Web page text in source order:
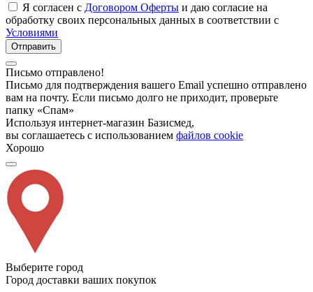
Я согласен с Договором Оферты и даю согласие на
обработку своих персональных данных в соответствии с
Условиями
Отправить
Письмо отправлено!
Письмо для подтверждения вашего Email успешно отправлено
вам на почту. Если письмо долго не приходит, проверьте
папку «Спам»
Используя интернет-магазин Базисмед,
вы соглашаетесь с использованием файлов cookie
Хорошо
Выберите город
Город доставки ваших покупок